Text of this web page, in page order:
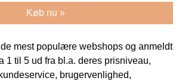
Køb nu »
mest populære webshops og anmeldt
1 til 5 ud fra bl.a. deres prisniveau,
brugervenlighed,